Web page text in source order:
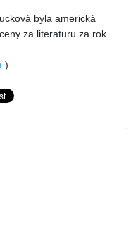
byla americká
za literaturu za rok
)